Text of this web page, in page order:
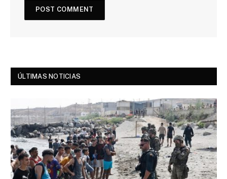
ÚLTIMAS NOTICIAS